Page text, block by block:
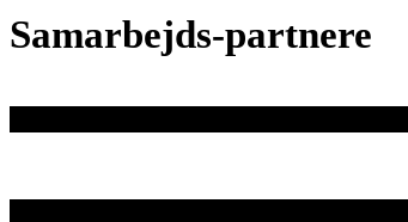
Samarbejds-partnere